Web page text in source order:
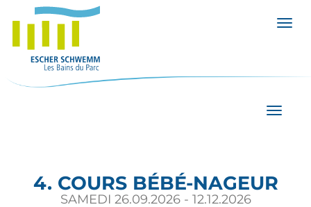
4. COURS BÉBÉ-NAGEUR
SAMEDI 26.09.2026 - 12.12.2026